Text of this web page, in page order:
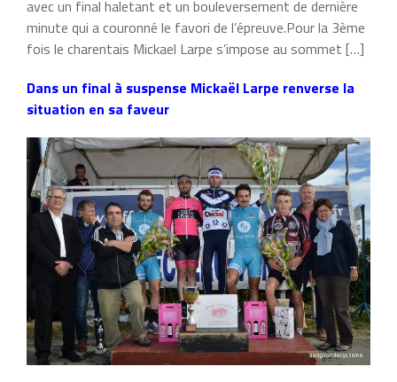
avec un final haletant et un bouleversement de dernière
minute qui a couronné le favori de l’épreuve.Pour la 3ème
fois le charentais Mickael Larpe s’impose au sommet […]
Dans un final à suspense Mickaël Larpe renverse la
situation en sa faveur